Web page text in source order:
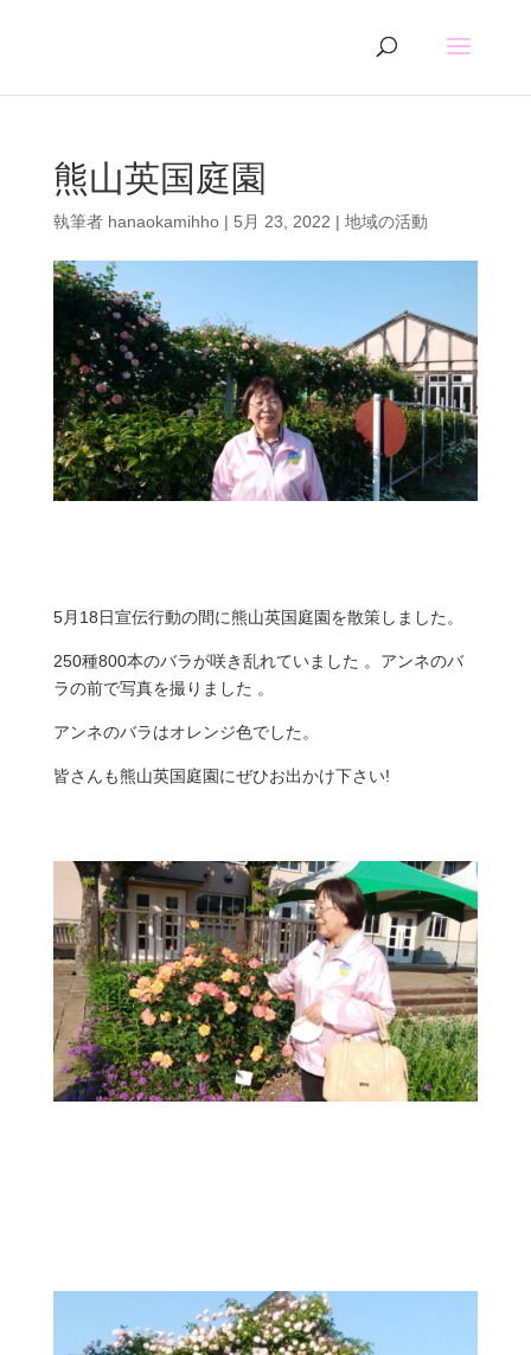
熊山英国庭園
執筆者 hanaokamihho| 5月 23, 2022 | 地域の活動
5月18日宣伝行動の間に熊山英国庭園を散策しました。
250種800本のバラが咲き乱れていました 。アンネのバ
ラの前で写真を撮りました 。
アンネのバラはオレンジ色でした。
皆さんも熊山英国庭園にぜひお出かけ下さい!